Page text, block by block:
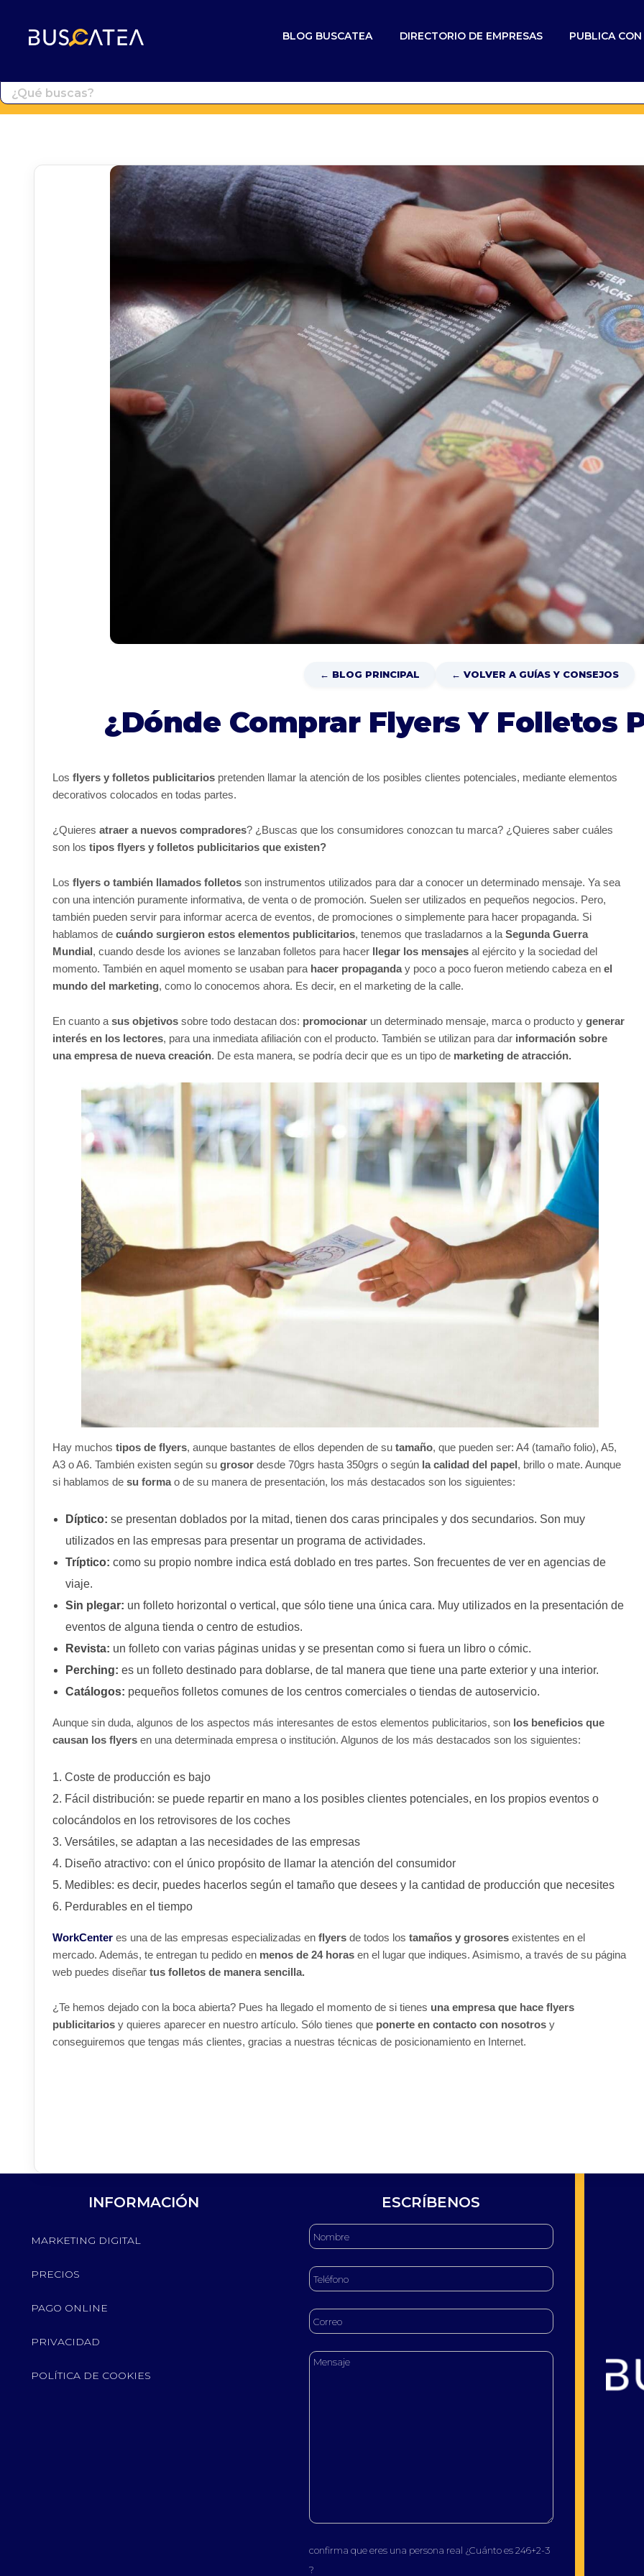
BLOG BUSCATEA DIRECTORIO DE EMPRESAS PUBLICA
← BLOG PRINCIPAL ← VOLVER A GUÍAS Y CONSEJOS
¿Dónde Comprar Flyers Y Folletos
Los flyers y folletos publicitarios pretenden llamar la atención de los posibles clientes potenciales, mediante elementos
decorativos colocados en todas partes.
¿Quieres atraer a nuevos compradores? ¿Buscas que los consumidores conozcan tu marca? ¿Quieres saber cuáles
son los tipos flyers y folletos publicitarios que existen?
Los flyers o también llamados folletos son instrumentos utilizados para dar a conocer un determinado mensaje. Ya sea
con una intención puramente informativa, de venta o de promoción. Suelen ser utilizados en pequeños negocios. Pero,
también pueden servir para informar acerca de eventos, de promociones o simplemente para hacer propaganda. Si
hablamos de cuándo surgieron estos elementos publicitarios, tenemos que trasladarnos a la Segunda Guerra
Mundial, cuando desde los aviones se lanzaban folletos para hacer llegar los mensajes al ejército y la sociedad del
momento. También en aquel momento se usaban para hacer propaganday poco a poco fueron metiendo cabeza en el
mundo del marketing, como lo conocemos ahora. Es decir, en el marketing de la calle.
En cuanto a sus objetivos sobre todo destacan dos: promocionar un determinado mensaje, marca o producto y generar
interés en los lectores, para una inmediata afiliación con el producto. También se utilizan para dar información sobre
una empresa de nueva creación. De esta manera, se podría decir que es un tipo de marketing de atracción.
Hay muchos tipos de flyers, aunque bastantes de ellos dependen de su tamaño, que pueden ser: A4 (tamaño folio), A5,
A3 o A6. También existen según su grosor desde 70grs hasta 350grs o según la calidad del papel, brillo o mate. Aunque
si hablamos de su formao de su manera de presentación, los más destacados son los siguientes:
Díptico: se presentan doblados por la mitad, tienen dos caras principales y dos secundarios. Son muy
utilizados en las empresas para presentar un programa de actividades.
Tríptico: como su propio nombre indica está doblado en tres partes. Son frecuentes de ver en agencias de
viaje.
Sin plegar: un folleto horizontal o vertical, que sólo tiene una única cara. Muy utilizados en la presentación de
eventos de alguna tienda o centro de estudios.
Revista: un folleto con varias páginas unidas y se presentan como si fuera un libro o cómic.
Perching: es un folleto destinado para doblarse, de tal manera que tiene una parte exterior y una interior.
Catálogos: pequeños folletos comunes de los centros comerciales o tiendas de autoservicio.
Aunque sin duda, algunos de los aspectos más interesantes de estos elementos publicitarios, son los beneficios que
causan los flyers en una determinada empresa o institución. Algunos de los más destacados son los siguientes:
Coste de producción es bajo
Fácil distribución: se puede repartir en mano a los posibles clientes potenciales, en los propios eventos o
colocándolos en los retrovisores de los coches
Versátiles, se adaptan a las necesidades de las empresas
Diseño atractivo: con el único propósito de llamar la atención del consumidor
Medibles: es decir, puedes hacerlos según el tamaño que desees y la cantidad de producción que necesites
Perdurables en el tiempo
WorkCenter es una de las empresas especializadas en flyers de todos los tamaños y grosores existentes en el
mercado. Además, te entregan tu pedido en menos de 24 horas en el lugar que indiques. Asimismo, a través de su página
web puedes diseñar tus folletos de manera sencilla.
¿Te hemos dejado con la boca abierta? Pues ha llegado el momento de si tienes una empresa que hace flyers
publicitarios y quieres aparecer en nuestro artículo. Sólo tienes que ponerte en contacto con nosotros y
conseguiremos que tengas más clientes, gracias a nuestras técnicas de posicionamiento en Internet.
INFORMACIÓN
MARKETING DIGITAL
PRECIOS
PAGO ONLINE
PRIVACIDAD
POLÍTICA DE COOKIES
ESCRÍBENOS
confirma que eres una persona real ¿Cuánto es 246+2-3
?